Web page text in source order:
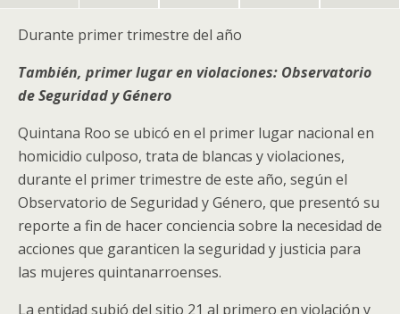
Durante primer trimestre del año
También, primer lugar en violaciones: Observatorio
de Seguridad y Género
Quintana Roo se ubicó en el primer lugar nacional en
homicidio culposo, trata de blancas y violaciones,
durante el primer trimestre de este año, según el
Observatorio de Seguridad y Género, que presentó su
reporte a fin de hacer conciencia sobre la necesidad de
acciones que garanticen la seguridad y justicia para
las mujeres quintanarroenses.
La entidad subió del sitio 21 al primero en violación y